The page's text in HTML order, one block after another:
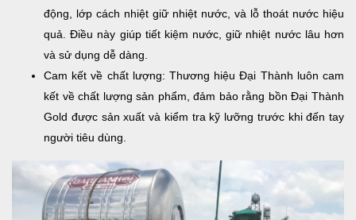
động, lớp cách nhiệt giữ nhiệt nước, và lỗ thoát nước hiệu
quả. Điều này giúp tiết kiệm nước, giữ nhiệt nước lâu hơn
và sử dụng dễ dàng.
Cam kết về chất lượng: Thương hiệu Đại Thành luôn cam
kết về chất lượng sản phẩm, đảm bảo rằng bồn Đại Thành
Gold được sản xuất và kiểm tra kỹ lưỡng trước khi đến tay
người tiêu dùng.